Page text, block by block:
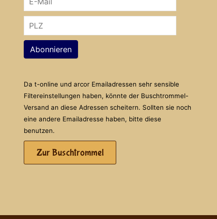
Abonnieren
Da t-online und arcor Emailadressen sehr sensible
Filtereinstellungen haben, könnte der Buschtrommel-
Versand an diese Adressen scheitern. Sollten sie noch
eine andere Emailadresse haben, bitte diese
benutzen.
Zur Buschtrommel